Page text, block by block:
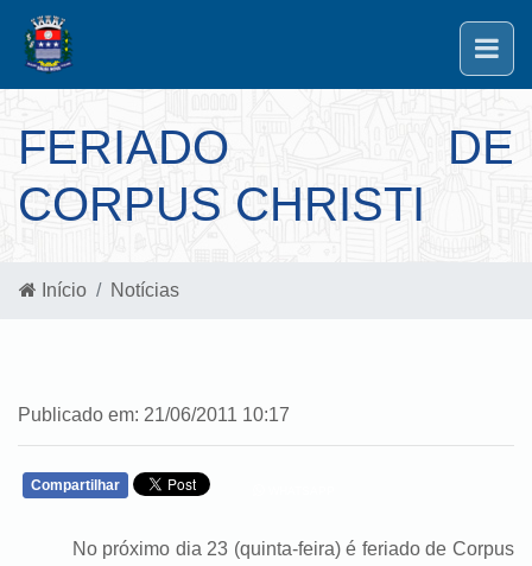
FERIADO DE
CORPUS CHRISTI
Início Notícias
Publicado em: 21/06/2011 10:17
Compartilhar
No próximo dia 23 (quinta-feira) é feriado de Corpus